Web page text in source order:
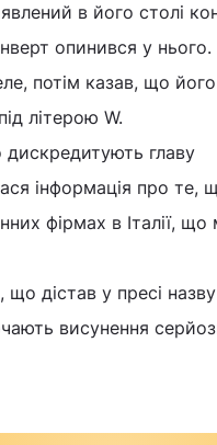
в його столі
опинився у
потім казав, що
літерою W.
главу
інформація про те,
фірмах в Італії,
дістав у пресі назву
висунення